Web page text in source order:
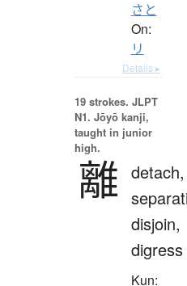
さと
On:
リ
Details ▸
19 strokes. JLPT
N1. Jōyō kanji,
taught in junior
high.
離 detach,
disjoin,
digress
Kun: